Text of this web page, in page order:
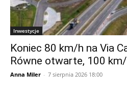
Inwestycje
Koniec 80 km/h na Via
Równe otwarte, 100 km/
Anna Miler - 7 sierpnia 2026 18:00